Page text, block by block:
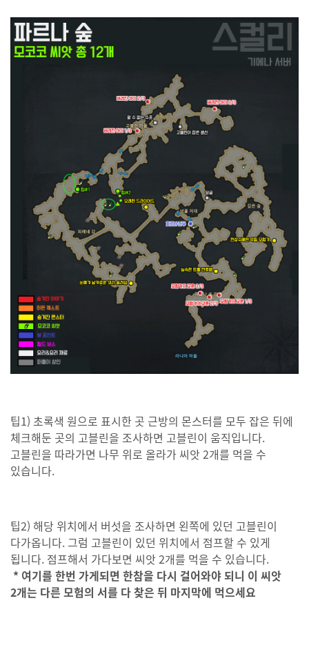
팁1) 초록색 원으로 표시한 곳 근방의 몬스터를 모두 잡은 뒤에
체크해둔 곳의 고블린을 조사하면 고블린이 움직입니다.
고블린을 따라가면 나무 위로 올라가 씨앗 2개를 먹을 수
있습니다.
팁2) 해당 위치에서 버섯을 조사하면 왼쪽에 있던 고블린이
다가옵니다. 그럼 고블린이 있던 위치에서 점프할 수 있게
됩니다. 점프해서 가다보면 씨앗 2개를 먹을 수 있습니다.
* 여기를 한번 가게되면 한참을 다시 걸어와야 되니 이 씨앗
2개는 다른 모험의 서를 다 찾은 뒤 마지막에 먹으세요